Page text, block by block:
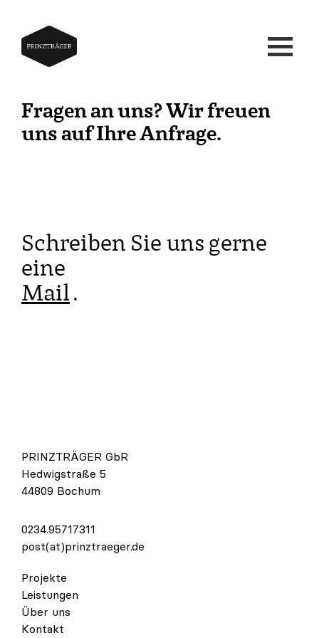
Fragen an uns? Wir freuen
uns auf Ihre Anfrage.
Schreiben Sie uns gerne
eine
Mail.
PRINZTRÄGER GbR
Hedwigstraße 5
44809 Bochum
0234.95717311
post(at)prinztraeger.de
Projekte
Leistungen
Über uns
Kontakt